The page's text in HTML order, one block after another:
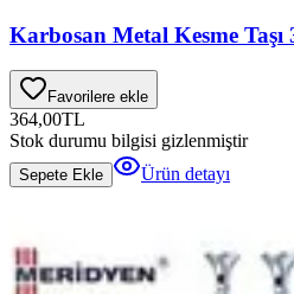
Karbosan Metal Kesme
Favorilere ekle
364,00TL
Stok durumu bilgisi gizlenmiştir
Sepete Ekle Ürün detayı